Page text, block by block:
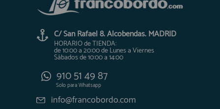
C/ San Rafael 8. Alcobendas. MADRID
HORARIO de TIENDA:
de 10:00 a 20:00 de Lunes a Viernes
Sábados de 10:00 a 14:00
910 51 49 87
Solo paraWhatsapp
info@francobordo.com